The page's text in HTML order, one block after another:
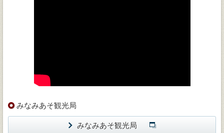
みなみあそ観光局
みなみあそ観光局